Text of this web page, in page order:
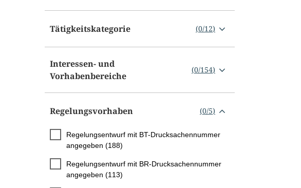
Tätigkeitskategorie (0/12)
Interessen- und
Vorhabenbereiche
(0/154)
Regelungsvorhaben (0/5)
Regelungsentwurf mit BT-Drucksachennummer
angegeben (188)
Regelungsentwurf mit BR-Drucksachennummer
angegeben (113)